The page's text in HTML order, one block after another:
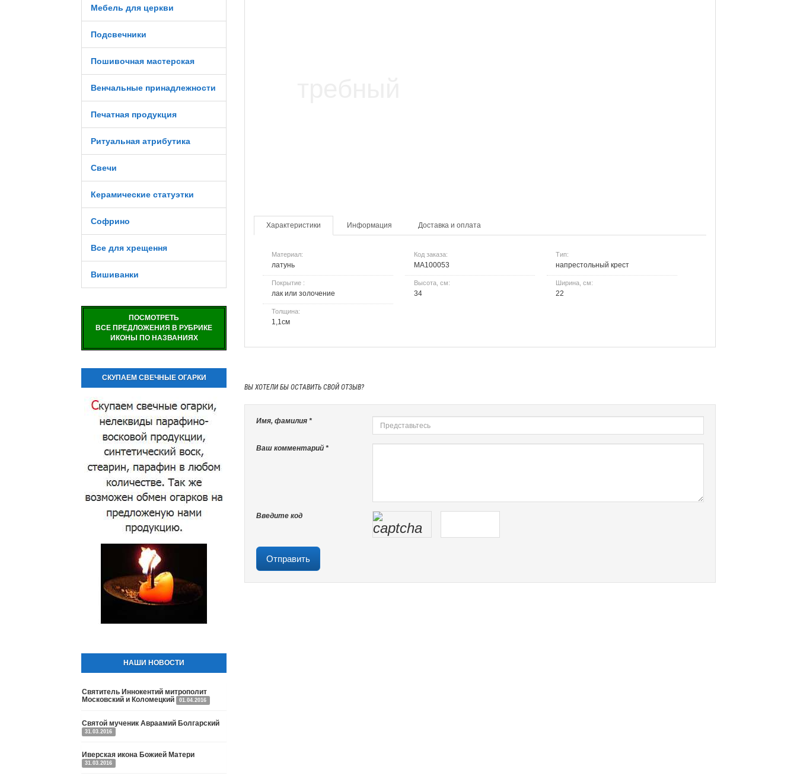
Мебель для церкви
Подсвечники
Пошивочная мастерская
Венчальные принадлежности
Печатная продукция
Ритуальная атрибутика
Свечи
Керамические статуэтки
Софрино
Все для хрещення
Вишиванки
ПОСМОТРЕТЬ
ВСЕ ПРЕДЛОЖЕНИЯ В РУБРИКЕ
ИКОНЫ ПО НАЗВАНИЯХ
СКУПАЕМ СВЕЧНЫЕ ОГАРКИ
НАШИ НОВОСТИ
Святитель Иннокентий митрополит
Московский и Коломецкий
01.04.2016
Святой мученик Авраамий Болгарский
31.03.2016
Иверская икона Божией Матери
31.03.2016
Характеристики Информация Доставка и оплата
Материал:
латунь
Код заказа:
МА100053
Тип:
напрестольный крест
Покрытие :
лак или золочение
Высота, см:
34
Ширина, см:
22
Толщина:
1,1см
ВЫ ХОТЕЛИ БЫ ОСТАВИТЬ СВОЙ ОТЗЫВ?
Имя, фамилия *
Ваш комментарий *
Введите код